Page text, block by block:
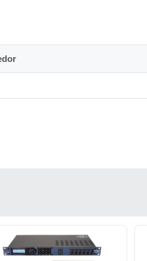
y funcional. Perfecto para